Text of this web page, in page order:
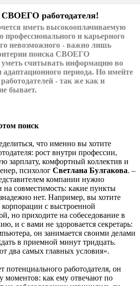
работодателя!
иметь высокооплачиваемую
профессионального и карьерного
невозможного - важно лишь
поиска СВОЕГО
уметь считывать информацию во
адаптационного периода. Но имейте
- так же как и
бывает.
поиск
что именно вы хотите
рост внутри профессии,
зарплату, комфортный коллектив и
психолог Светлана Булгакова. –
компании нужно
на совместимость: какие пункты
нет. Например, вы хотите
корпорации с выстроенной
но приходите на собеседование в
и с вами не здоровается секретарь:
он занимается своими делами
в приемной минут тридцать.
два самых главных условия».
потенциального работодателя, он
моментов: как ему отвечают по